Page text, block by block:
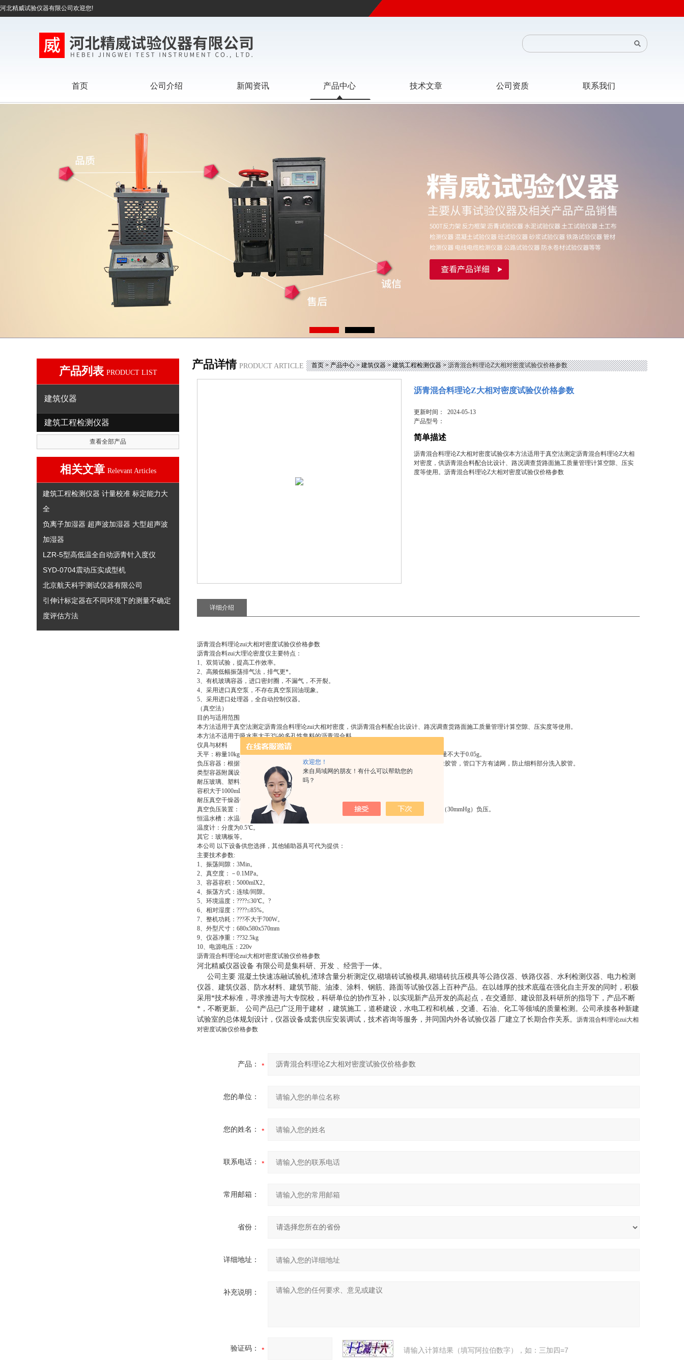
欢迎您！
来自局域网的朋友！有什么可以帮助您的
吗？
河北精威试验仪器有限公司欢迎您!
首页 公司介绍 新闻资讯 产品中心 技术文章 公司资质 联系我们
产品详情 PRODUCT ARTICLE 首页>产品中心>建筑仪器>建筑工程检测仪器> 沥青混合料理论Z大相对密度试验仪价格参数
沥青混合料理论Z大相对密度试验仪价格参数
更新时间： 2024-05-13
产品型号：
简单描述
沥青混合料理论Z大相对密度试验仪本方法适用于真空法测定沥青混合料理论Z大相
对密度，供沥青混合料配合比设计、路况调查货路面施工质量管理计算空隙、压实
度等使用。沥青混合料理论Z大相对密度试验仪价格参数
详细介绍
沥青混合料理论zui大相对密度试验仪价格参数
沥青混合料zui大理论密度仪主要特点：
1、双筒试验，提高工作效率。
2、高频低幅振荡排气法，排气更*。
3、有机玻璃容器，进口密封圈，不漏气，不开裂。
4、采用进口真空泵，不存在真空泵回油现象。
5、采用进口处理器，全自动控制仪器。
（真空法）
目的与适用范围
本方法适用于真空法测定沥青混合料理论zui大相对密度，供沥青混合料配合比设计、路况调查货路面施工质量管理计算空隙、压实度等使用。
本方法不适用于吸水率大于3%的多孔性集料的沥青混合料。
仪具与材料
天平：称量10kg以上，感量不大于0.5kg；称量5kg以上，感量不大于0.1g；称量2kg以下，感量不大于0.05g。
负压容器：根据试样数量选用表1中的A、B、C任何一种类型。负压容器口带橡皮塞，上接橡胶管，管口下方有滤网，防止细料部分洗入胶管。
类型容器附属设备
耐压玻璃、塑料或金属制的罐，容积大于1000mL有密封盖，接真空胶管，与真空泵连接
容积大于1000mL的真空容量瓶带胶皮塞，接真空胶管，与真空泵连接
耐压真空干燥器带胶皮塞，放气阀，接真空胶皮管与真空泵连接
真空负压装置：由真空泵及水银压力计（或真空表）组成，真空泵能使负压容器内造成4kPa（30mmHg）负压。
恒温水槽：水温控制25℃±0.5℃。
温度计：分度为0.5℃。
其它：玻璃板等。
本公司 以下设备供您选择，其他辅助器具可代为提供：
主要技术参数:
1、振荡间隙：3Min。
2、真空度：－0.1MPa。
3、容器容积：5000mlX2。
4、振荡方式：连续/间隙。
5、环境温度：????≤30℃。?
6、相对湿度：????≤85%。
7、整机功耗：???不大于700W。
8、外型尺寸：680x580x570mm
9、仪器净重：??32.5kg
10、电源电压：220v
沥青混合料理论zui大相对密度试验仪价格参数
河北精威仪器设备 有限公司是集科研、开发 、经营于一体。
公司主要 混凝土快速冻融试验机,渣球含量分析测定仪,砌墙砖试验模具,砌墙砖抗压模具等公路仪器、铁路仪器、水利检测仪器、电力检测
仪器、建筑仪器、防水材料、建筑节能、油漆、涂料、钢筋、路面等试验仪器上百种产品。在以雄厚的技术底蕴在强化自主开发的同时，积极
采用*技术标准，寻求推进与大专院校，科研单位的协作互补，以实现新产品开发的高起点，在交通部、建设部及科研所的指导下，产品不断
*，不断更新。 公司产品已广泛用于建材 ，建筑施工，道桥建设，水电工程和机械，交通、石油、化工等领域的质量检测。公司承接各种新建
试验室的总体规划设计，仪器设备成套供应安装调试，技术咨询等服务，并同国内外各试验仪器 厂建立了长期合作关系。 沥青混合料理论zui大相
对密度试验仪价格参数
产品：
您的单位：
您的姓名：
联系电话：
常用邮箱：
省份：
详细地址：
补充说明：
验证码： 请输入计算结果（填写阿拉伯数字），如：三加四=7
产品列表 PRODUCT LIST
建筑仪器
建筑工程检测仪器
查看全部产品
相关文章 Relevant Articles
建筑工程检测仪器 计量校准 标定能力大
全
负离子加湿器 超声波加湿器 大型超声波
加湿器
LZR-5型高低温全自动沥青针入度仪
SYD-0704震动压实成型机
北京航天科宇测试仪器有限公司
引伸计标定器在不同环境下的测量不确定
度评估方法